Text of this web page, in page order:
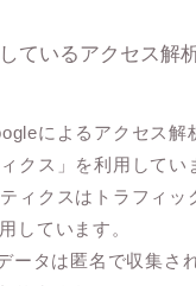
ているアクセス解
によるアクセス解
クス」を利用してい
ィクスはトラフィッ
しています。
ータは匿名で収集さ